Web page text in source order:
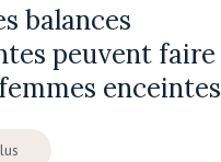
balances
peuvent faire
enceintes